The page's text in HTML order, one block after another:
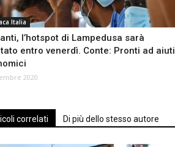
Italia
l’hotspot di Lampedusa sarà
entro venerdì. Conte: Pronti ad aiuti
2020
correlati Di più dello stesso autore